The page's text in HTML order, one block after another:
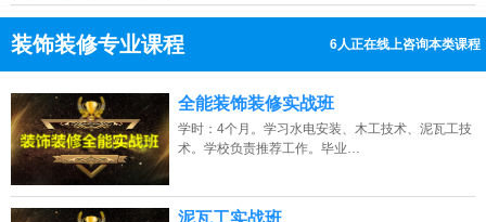
装饰装修专业课程 9人正在线上咨询本类课程
点击免费咨询电话：13807313137
全能装饰装修实战班
学时：4个月。学习水电安装、木工技术、泥瓦工技
术。学校负责推荐工作。毕业…